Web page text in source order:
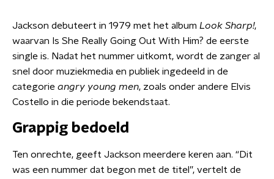
Jackson debuteert in 1979 met het album Look Sharp!,
waarvan Is She Really Going Out With Him? de eerste
single is. Nadat het nummer uitkomt, wordt de zanger al
snel door muziekmedia en publiek ingedeeld in de
categorie angry young men, zoals onder andere Elvis
Costello in die periode bekendstaat.
Grappig bedoeld
Ten onrechte, geeft Jackson meerdere keren aan. “Dit
was een nummer dat begon met de titel”, vertelt de